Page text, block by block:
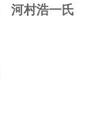
河村浩一氏